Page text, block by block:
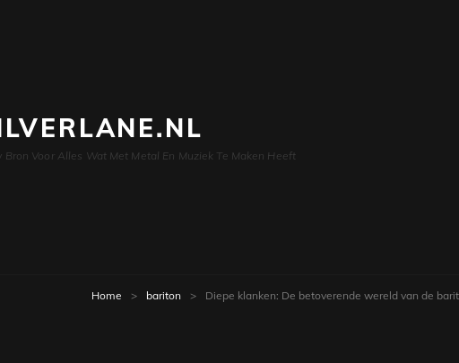
Bron Voor Alles Wat Met Metal En Muziek Te Maken Heeft
Home > bariton > Diepe klanken: De betoverende wereld van de